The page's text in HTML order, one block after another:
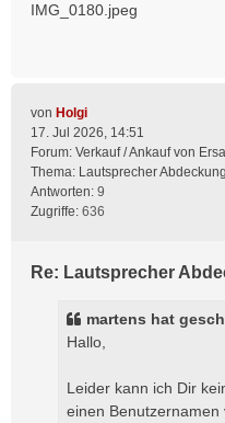
IMG_0180.jpeg
von Holgi
17. Jul 2026, 14:51
Forum: Verkauf / Ankauf von
Thema: Lautsprecher Abdeckung
Antworten: 9
Zugriffe: 636
Re: Lautsprecher
martens hat
Hallo,
Leider kann ich Dir
einen Benutzernamen